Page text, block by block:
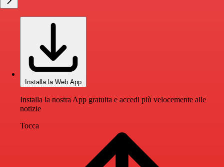
Installa la Web App
Installa la nostra App gratuita e accedi più velocemente alle
notizie
Tocca